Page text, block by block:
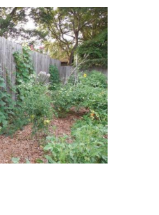
Высокая грядка